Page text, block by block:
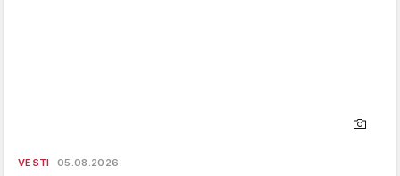
VESTI 05.08.2026.